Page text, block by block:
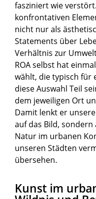
fasziniert wie
konfrontativen
nicht nur als
Statements über
Verhältnis zur
ROA selbst hat
wählt, die typisch für
diese Auswahl Teil
dem jeweiligen Ort
Damit lenkt er
auf das Bild,
Natur im urbanen
unseren Städten
übersehen.
Kunst im